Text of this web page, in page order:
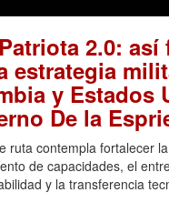
2.0:
estrategia
y Estados
De la
ruta contempla fortalecer
de capacidades, el
y la transferencia